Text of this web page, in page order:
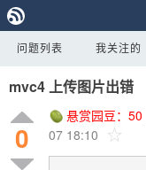
问题列表 我关注的
mvc4 上传图片出错
0
悬赏园豆： 50
07 18:10